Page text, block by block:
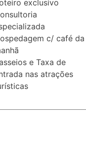
exclusivo
c/ café da
e Taxa de
nas atrações